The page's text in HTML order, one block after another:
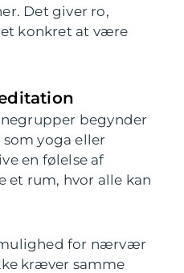
Det giver ro,
konkret at være
begynder
yoga eller
en følelse af
et rum, hvor alle kan
for nærvær
kræver samme